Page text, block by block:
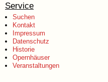
Service
Suchen
Kontakt
Impressum
Datenschutz
Historie
Opernhäuser
Veranstaltungen